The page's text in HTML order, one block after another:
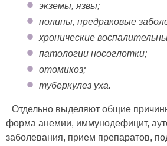
экземы, язвы;
полипы, предраковые
хронические
патологии носоглотки;
отомикоз;
туберкулез уха.
Отдельно выделяют общие
форма анемии, иммунодефицит,
заболевания, прием препаратов,